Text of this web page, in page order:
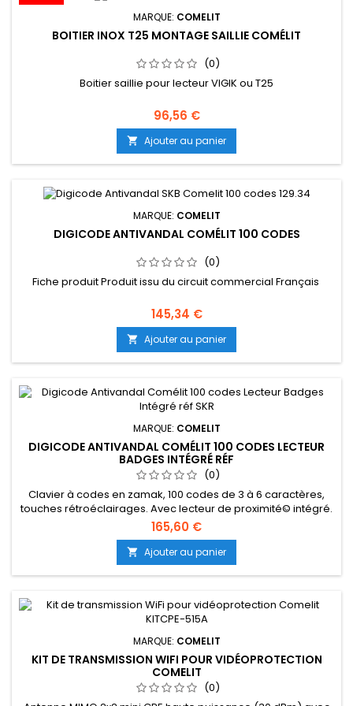
MARQUE: COMELIT
BOITIER INOX T25 MONTAGE SAILLIE COMÉLIT
(0)
Boitier saillie pour lecteur VIGIK ou T25
96,56 €
 Ajouter au panier
MARQUE: COMELIT
DIGICODE ANTIVANDAL COMÉLIT 100 CODES
(0)
Fiche produit Produit issu du circuit commercial Français
145,34 €
 Ajouter au panier
MARQUE: COMELIT
DIGICODE ANTIVANDAL COMÉLIT 100 CODES LECTEUR
BADGES INTÉGRÉ RÉF
(0)
Clavier à codes en zamak, 100 codes de 3 à 6 caractères,
touches rétroéclairages. Avec lecteur de proximité© intégré.
500 badges, paramétrage par apprentissage . Relais
paramétrables en mode monostable 1 à 99 secondes ou
bistable. Gestion... Manuel Produit issu du circuit commercial
Français
165,60 €
 Ajouter au panier
MARQUE: COMELIT
KIT DE TRANSMISSION WIFI POUR VIDÉOPROTECTION
COMELIT
(0)